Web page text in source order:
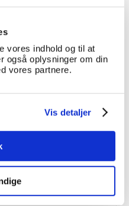
vores indhold og til at
også oplysninger om din
vores partnere.
Vis detaljer
NEDENSTÅENDE